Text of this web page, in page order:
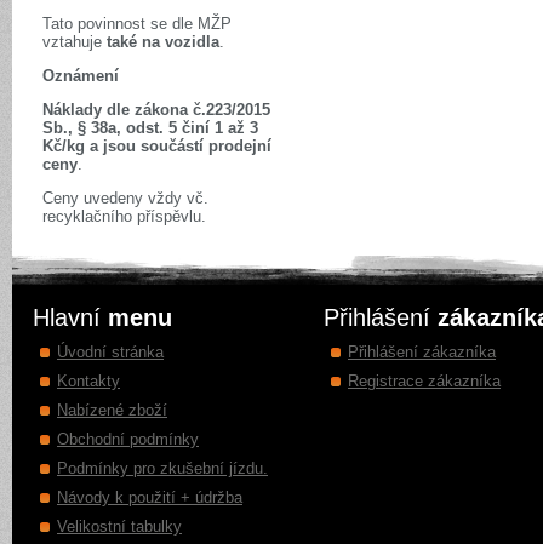
Tato povinnost se dle MŽP
vztahuje také na vozidla.
Oznámení
Náklady dle zákona č.223/2015
Sb., § 38a, odst. 5 činí 1 až 3
Kč/kg a jsou součástí prodejní
ceny.
Ceny uvedeny vždy vč.
recyklačního příspěvlu.
Hlavní menu
Úvodní stránka
Kontakty
Nabízené zboží
Obchodní podmínky
Podmínky pro zkušební jízdu.
Návody k použití + údržba
Velikostní tabulky
Přihlášení
Přihlášení zákazníka
Registrace zákazníka